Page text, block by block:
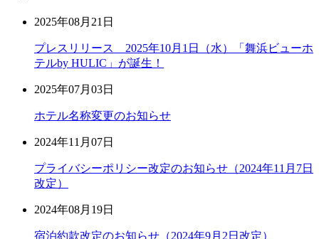
2025年08月21日
プレスリリース 2025年10月1日（水）「舞浜ビューホ
テルby HULIC」が誕生！
2025年07月03日
ホテル名称変更のお知らせ
2024年11月07日
プライバシーポリシー改定のお知らせ（2024年11月7日
改定）
2024年08月19日
宿泊約款改定のお知らせ（2024年9月2日改定）